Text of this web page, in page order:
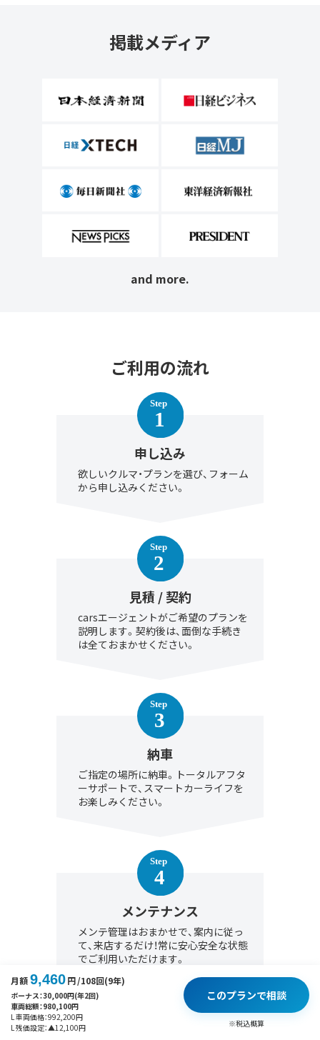
掲載メディア
and more.
ご利用の流れ
申し込み
欲しいクルマ・プランを選び、フォーム
から申し込みください。
見積 / 契約
carsエージェントがご希望のプランを
説明します。契約後は、面倒な手続き
は全ておまかせください。
納車
ご指定の場所に納車。トータルアフタ
ーサポートで、スマートカーライフを
お楽しみください。
メンテナンス
メンテ管理はおまかせで、案内に従っ
て、来店するだけ！常に安心安全な状態
でご利用いただけます。
月額9,460円/108回(9年)
ボーナス：30,000円(年2回)
車両総額：980,100円
L 車両価格：992,200円
L 残価設定：▲12,100円
このプランで相談
※税込概算